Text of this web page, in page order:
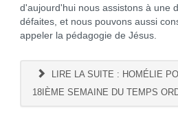
d'aujourd'hui nous assistons à une
défaites, et nous pouvons aussi
appeler la pédagogie de Jésus.
LIRE LA SUITE : HOMÉLIE
18IÈME SEMAINE DU TEMPS